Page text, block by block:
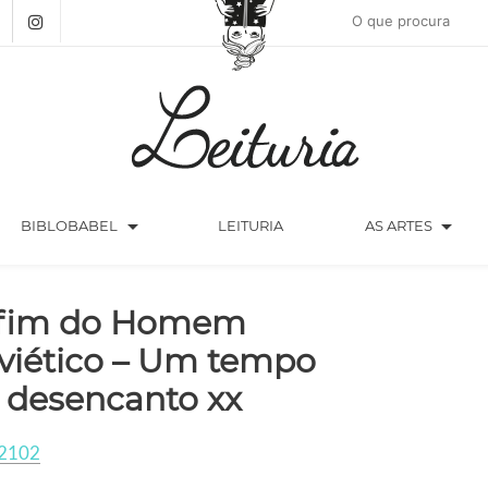
BIBLOBABEL arrow_drop_down LEITURIA AS ARTES arrow_drop_down
do Homem
– Um tempo
xx